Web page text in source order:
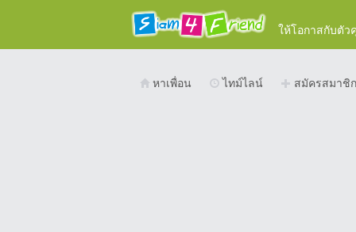
ให้โอกาสกับตัว
หาเพื่อน ไทม์ไลน์ สมัครสมาชิก